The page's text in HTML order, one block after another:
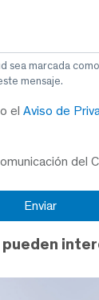
sea marcada
mensaje.
el Aviso de
del